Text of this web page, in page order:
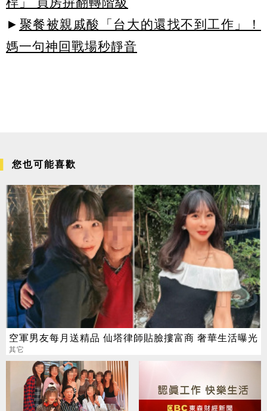
► 聚餐被親戚酸「台大的還找不到工作」！
媽一句神回戰場秒靜音
您也可能喜歡
空軍男友每月送精品 仙塔律師貼臉摟富商 奢華生活曝光
其它